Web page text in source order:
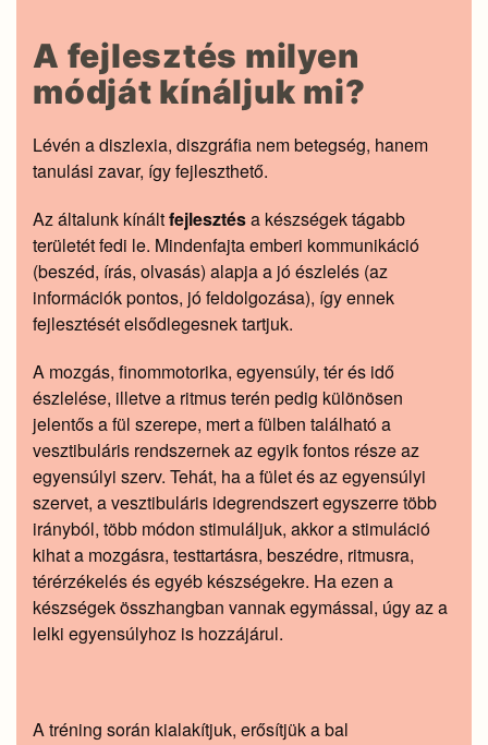
A fejlesztés milyen
módját kínáljuk mi?
Lévén a diszlexia, diszgráfia nem betegség, hanem
tanulási zavar, így fejleszthető.
Az általunk kínáltfejlesztésa készségek tágabb
területét fedi le. Mindenfajta emberi kommunikáció
(beszéd, írás, olvasás) alapja a jó észlelés (az
információk pontos, jó feldolgozása), így ennek
fejlesztését elsődlegesnek tartjuk.
A mozgás, finommotorika, egyensúly, tér és idő
észlelése, illetve a ritmus terén pedig különösen
jelentős a fül szerepe, mert a fülben található a
vesztibuláris rendszernek az egyik fontos része az
egyensúlyi szerv. Tehát, ha a fület és az egyensúlyi
szervet, a vesztibuláris idegrendszert egyszerre több
irányból, több módon stimuláljuk, akkor a stimuláció
kihat a mozgásra, testtartásra, beszédre, ritmusra,
térérzékelés és egyéb készségekre. Ha ezen a
készségek összhangban vannak egymással, úgy az a
lelki egyensúlyhoz is hozzájárul.
A tréning során kialakítjuk, erősítjük a bal